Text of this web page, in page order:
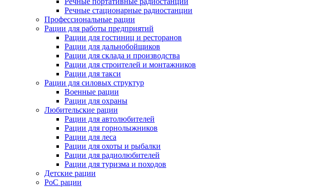
Речные стационарные радиостанции
Профессиональные рации
Рации для работы предприятий
Рации для гостиниц и ресторанов
Рации для дальнобойщиков
Рации для склада и производства
Рации для строителей и монтажников
Рации для такси
Рации для силовых структур
Военные рации
Рации для охраны
Любительские рации
Рации для автолюбителей
Рации для горнолыжников
Рации для леса
Рации для охоты и рыбалки
Рации для радиолюбителей
Рации для туризма и походов
Детские рации
PoC рации